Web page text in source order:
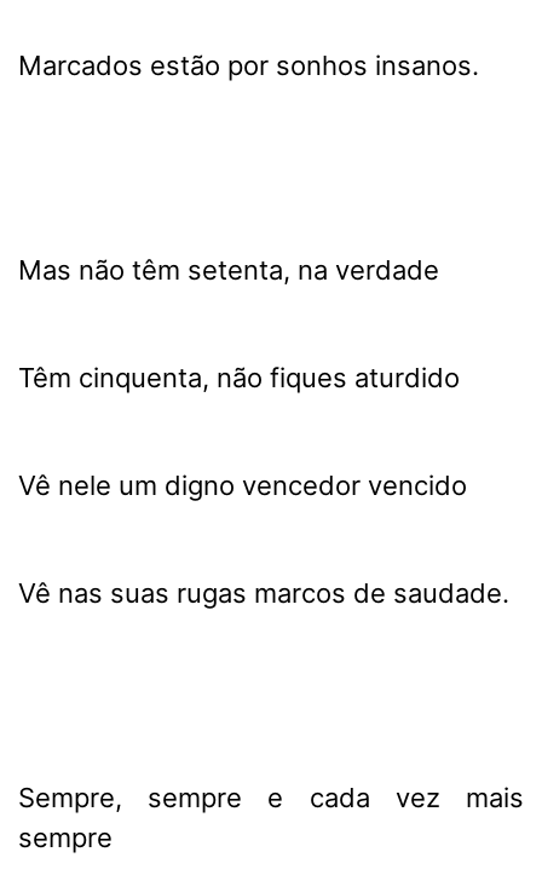
Marcados estão por sonhos insanos.
Mas não têm setenta, na verdade
Têm cinquenta, não fiques aturdido
Vê nele um digno vencedor vencido
Vê nas suas rugas marcos de saudade.
Sempre, sempre e cada vez mais
sempre